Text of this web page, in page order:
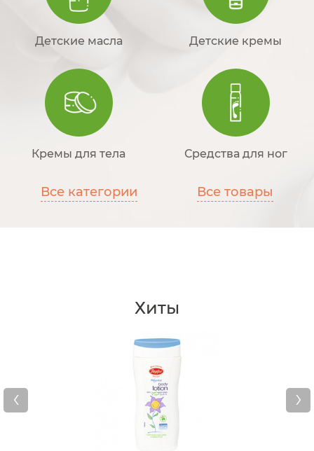
Детские масла Детские кремы
Кремы для тела Средства для ног
Все категории Все товары
Хиты
›
‹